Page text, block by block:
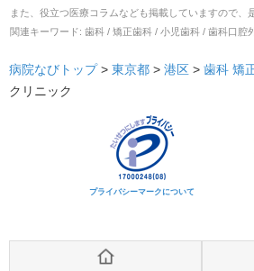
また、役立つ医療コラムなども掲載していますので、
関連キーワード: 歯科 / 矯正歯科 / 小児歯科 / 歯科口腔
病院なびトップ > 東京都 > 港区 > 歯科 矯
クリニック
プライバシーマークについて